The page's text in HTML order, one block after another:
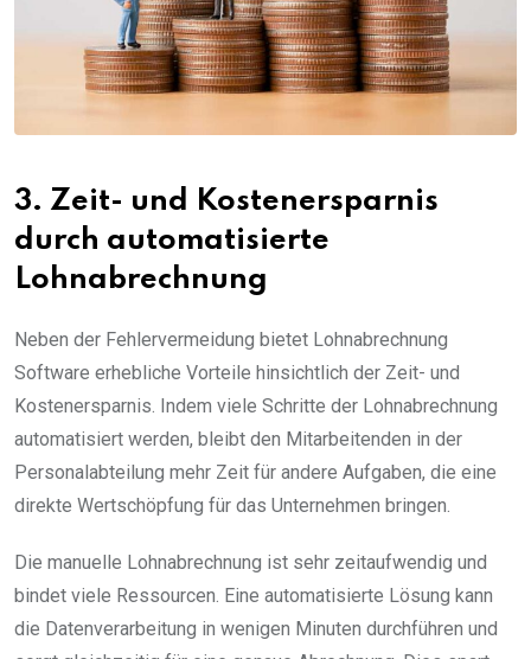
3. Zeit- und Kostenersparnis
durch automatisierte
Lohnabrechnung
Neben der Fehlervermeidung bietet Lohnabrechnung
Software erhebliche Vorteile hinsichtlich der Zeit- und
Kostenersparnis. Indem viele Schritte der Lohnabrechnung
automatisiert werden, bleibt den Mitarbeitenden in der
Personalabteilung mehr Zeit für andere Aufgaben, die eine
direkte Wertschöpfung für das Unternehmen bringen.
Die manuelle Lohnabrechnung ist sehr zeitaufwendig und
bindet viele Ressourcen. Eine automatisierte Lösung kann
die Datenverarbeitung in wenigen Minuten durchführen und